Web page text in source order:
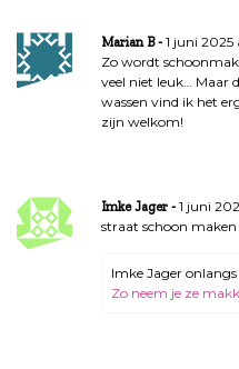
Marian B
1 juni 2025
Zo wordt
veel niet leuk… Maar
wassen vind ik het
zijn welkom!
Imke Jager
1 juni
straat schoon maken
Imke Jager
Zo neem je ze